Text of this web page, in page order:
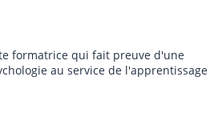
formatrice qui fait preuve d'une
au service de l'apprentissage